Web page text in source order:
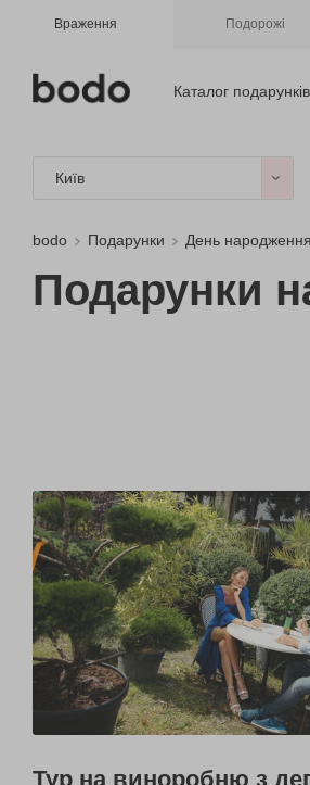
Враження Подорожі
Каталог подарунків
Київ
bodo Подарунки День народження
Подарунки
Тур на виноробню з